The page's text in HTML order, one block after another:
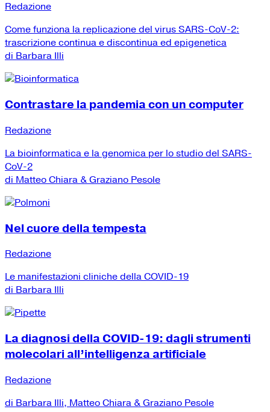
Redazione
Come funziona la replicazione del virus SARS-CoV-2:
trascrizione continua e discontinua ed epigenetica
di Barbara Illi
Contrastare la pandemia con un computer
Redazione
La bioinformatica e la genomica per lo studio del SARS-
CoV-2
di Matteo Chiara & Graziano Pesole
Nel cuore della tempesta
Redazione
Le manifestazioni cliniche della COVID-19
di Barbara Illi
La diagnosi della COVID-19: dagli strumenti
molecolari all’intelligenza artificiale
Redazione
di Barbara Illi, Matteo Chiara & Graziano Pesole